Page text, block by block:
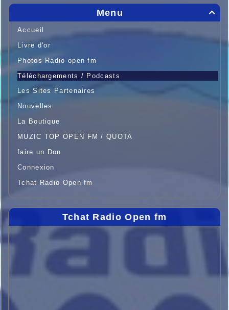

Menu
Accueil
Livre d'or
Photos Radio open fm
Téléchargements / Podcasts
Les Sites Partenaires
Nouvelles
La Boutique
MUZIC TOP OPEN FM / QUOTA
faire un Don
Connexion
Tchat Radio Open fm
Tchat Radio Open fm